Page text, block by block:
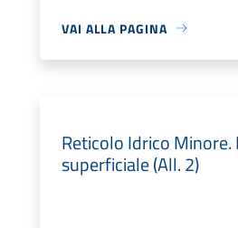
VAI ALLA PAGINA
Reticolo Idrico
superficiale (All. 2)